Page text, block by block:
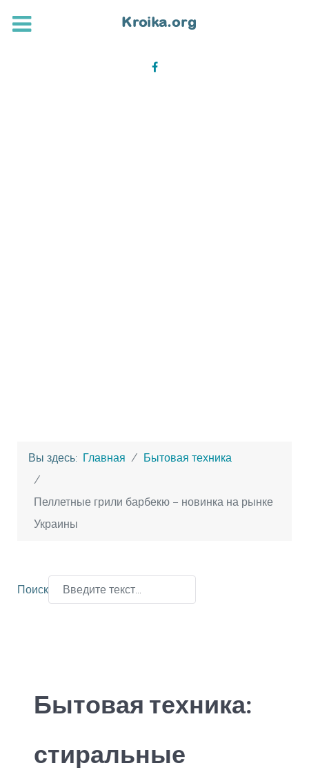
Вы здесь: Главная Бытовая техника
Пеллетные грили барбекю – новинка на рынке
Украины
Поиск
Бытовая техника:
стиральные